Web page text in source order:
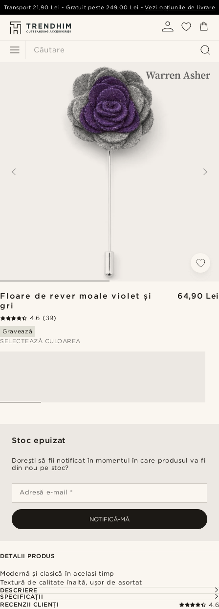
Căutare
Transport 21,90 Lei - Gratuit peste249,00 Lei -Vezi opțiunile de livrare
Floare de rever moale violet și
gri
64,90 Lei
4.6 (39)
Gravează
SELECTEAZĂ CULOAREA
Stoc epuizat
Dorești să fii notificat în momentul în care produsul va fi
din nou pe stoc?
Adresă e-mail *
NOTIFICĂ-MĂ
DETALII PRODUS
Modernă și clasică în acelasi timp
Textură de calitate înaltă, ușor de asortat
DESCRIERE
SPECIFICAȚII
RECENZII CLIENȚI
4.6